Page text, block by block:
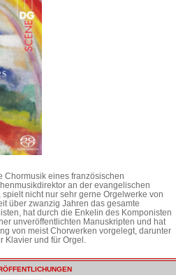
Chormusik eines französischen
an der evangelischen
nicht nur sehr gerne Orgelwerke von
über zwanzig Jahren das gesamte
hat durch die Enkelin des Komponisten
unveröffentlichten Manuskripten und hat
von meist Chorwerken vorgelegt, darunter
Klavier und für Orgel.